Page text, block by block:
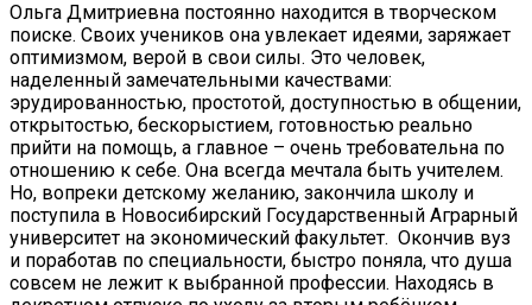
Ольга Дмитриевна постоянно находится в творческом
поиске. Своих учеников она увлекает идеями, заряжает
оптимизмом, верой в свои силы. Это человек,
наделенный замечательными качествами:
эрудированностью, простотой, доступностью в общении,
открытостью, бескорыстием, готовностью реально
прийти на помощь, а главное – очень требовательна по
отношению к себе. Она всегда мечтала быть учителем.
Но, вопреки детскому желанию, закончила школу и
поступила в Новосибирский Государственный Аграрный
университет на экономический факультет. Окончив вуз
и поработав по специальности, быстро поняла, что душа
совсем не лежит к выбранной профессии. Находясь в